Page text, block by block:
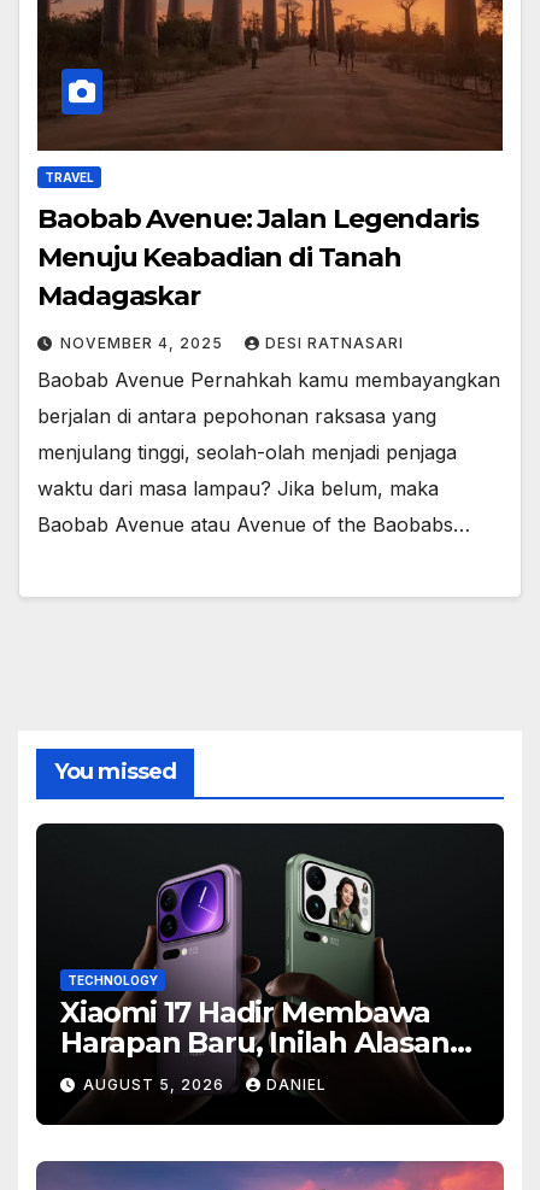
TRAVEL
Baobab Avenue: Jalan Legendaris
Menuju Keabadian di Tanah
Madagaskar
NOVEMBER 4, 2025 DESI RATNASARI
Baobab Avenue Pernahkah kamu membayangkan
berjalan di antara pepohonan raksasa yang
menjulang tinggi, seolah-olah menjadi penjaga
waktu dari masa lampau? Jika belum, maka
Baobab Avenue atau Avenue of the Baobabs…
You missed
TECHNOLOGY
Xiaomi 17 Hadir Membawa
Harapan Baru, Inilah Alasan
Banyak Orang Menantikan
Ponsel Flagship Ini
AUGUST 5, 2026 DANIEL